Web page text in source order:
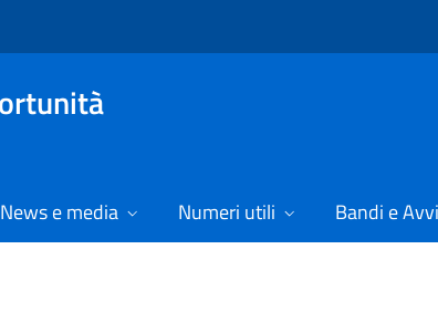
News e media Numeri utili Bandi e